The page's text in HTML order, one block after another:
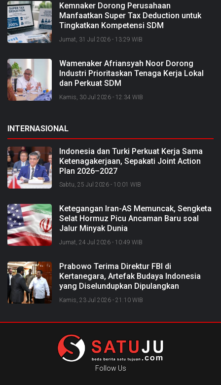
Kemnaker Dorong Perusahaan
Manfaatkan Super Tax Deduction untuk
Tingkatkan Kompetensi SDM
Jumat, 31 Jul 2026 - 13:29 WIB
Wamenaker Afriansyah Noor Dorong
Industri Prioritaskan Tenaga Kerja Lokal
dan Perkuat SDM
Kamis, 30 Jul 2026 - 12:34 WIB
INTERNASIONAL
Indonesia dan Turki Perkuat Kerja Sama
Ketenagakerjaan, Sepakati Joint Action
Plan 2026–2027
Sabtu, 25 Jul 2026 - 10:01 WIB
Ketegangan Iran-AS Memuncak, Sengketa
Selat Hormuz Picu Ancaman Baru soal
Jalur Minyak Dunia
Jumat, 24 Jul 2026 - 10:49 WIB
Prabowo Terima Direktur FBI di
Kertanegara, Artefak Budaya Indonesia
yang Diselundupkan Dipulangkan
Kamis, 23 Jul 2026 - 21:10 WIB
Follow Us